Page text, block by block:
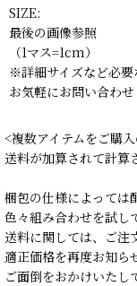
SIZE:
最後の画像参照
（1マス=1cm）
※詳細サイズなど必要
お気軽にお問い合わせ
<複数アイテムをご購
送料が加算されて計算
梱包の仕様によっては
色々組み合わせを試し
送料に関しては、ご注
適正価格を再度お知ら
ご面倒をおかけいたし